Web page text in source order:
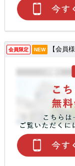
会員限定 NEW 【会員